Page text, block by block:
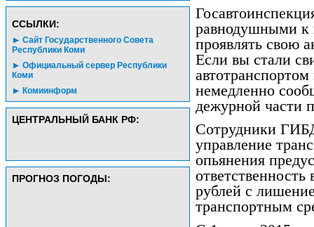
CСЫЛКИ:
Сайт Государственного Совета
Республики Коми
Официальный сервер Республики
Коми
Комиинформ
ЦЕНТРАЛЬНЫЙ БАНК РФ:
ПРОГНОЗ ПОГОДЫ:
равнодушными к
проявлять свою
Если вы стали
немедленно
дежурной части
Сотрудники
управление
опьянения
рублей с
транспортным